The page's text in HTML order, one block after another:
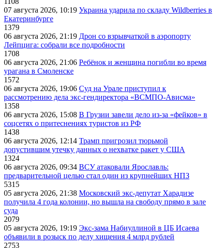
07 августа 2026, 10:19 Украина ударила по складу Wildberries в
Екатеринбурге
1379
06 августа 2026, 21:19 Дрон со взрывчаткой в аэропорту
Лейпцига: собрали все подробности
1708
06 августа 2026, 21:06 Ребёнок и женщина погибли во время
урагана в Смоленске
1572
06 августа 2026, 19:06 Суд на Урале приступил к
рассмотрению дела экс-гендиректора «ВСМПО-Ависма»
1358
06 августа 2026, 15:08 В Грузии завели дело из-за «фейков» в
соцсетях о притеснениях туристов из РФ
1438
06 августа 2026, 12:14 Трамп пригрозил тюрьмой
допустившим утечку данных о нехватке ракет у США
1324
06 августа 2026, 09:34 ВСУ атаковали Ярославль:
предварительной целью стал один из крупнейших НПЗ
5315
05 августа 2026, 21:38 Московский экс-депутат Харадизе
получила 4 года колонии, но вышла на свободу прямо в зале
суда
2079
05 августа 2026, 19:19 Экс-зама Набиуллиной в ЦБ Исаева
объявили в розыск по делу хищения 4 млрд рублей
2753